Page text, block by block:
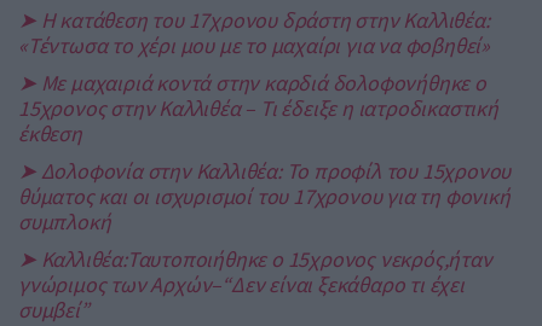
➤ Η κατάθεση του 17χρονου δράστη στην Καλλιθέα:
«Τέντωσα το χέρι μου με το μαχαίρι για να φοβηθεί»
➤ Με μαχαιριά κοντά στην καρδιά δολοφονήθηκε ο
15χρονος στην Καλλιθέα – Τι έδειξε η ιατροδικαστική
έκθεση
➤ Δολοφονία στην Καλλιθέα: Το προφίλ του 15χρονου
θύματος και οι ισχυρισμοί του 17χρονου για τη φονική
συμπλοκή
➤ Καλλιθέα:Ταυτοποιήθηκε o 15χρονος νεκρός,ήταν
γνώριμος των Αρχών–“Δεν είναι ξεκάθαρο τι έχει
συμβεί”